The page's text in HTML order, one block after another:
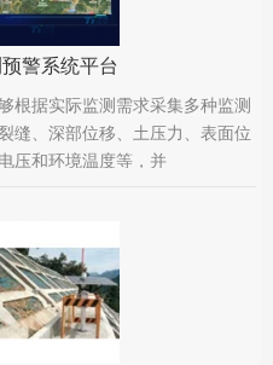
警系统平台
根据实际监测需求采集多种监测
缝、深部位移、土压力、表面位
压和环境温度等，并